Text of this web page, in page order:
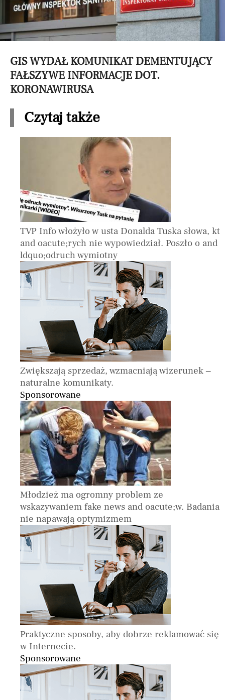
GIS WYDAŁ KOMUNIKAT DEMENTUJĄCY
FAŁSZYWE INFORMACJE DOT.
KORONAWIRUSA
Czytaj także
TVP Info włożyło w usta Donalda Tuska słowa, kt
and oacute;rych nie wypowiedział. Poszło o and
ldquo;odruch wymiotny
Zwiększają sprzedaż, wzmacniają wizerunek –
naturalne komunikaty.
Sponsorowane
Młodzież ma ogromny problem ze
wskazywaniem fake news and oacute;w. Badania
nie napawają optymizmem
Praktyczne sposoby, aby dobrze reklamować się
w Internecie.
Sponsorowane